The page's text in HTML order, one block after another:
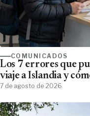
COMUNICADOS
Los 7 errores que
viaje a Islandia y
7 de agosto de 2026